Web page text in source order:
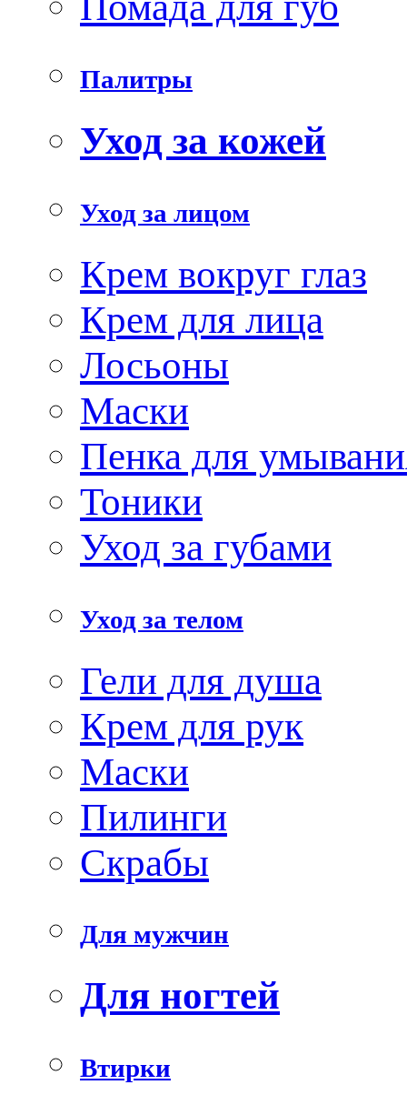
Палитры
Уход за кожей
Уход за лицом
Крем вокруг глаз
Крем для лица
Лосьоны
Маски
Пенка для
Тоники
Уход за губами
Уход за телом
Гели для душа
Крем для рук
Маски
Пилинги
Скрабы
Для мужчин
Для ногтей
Втирки